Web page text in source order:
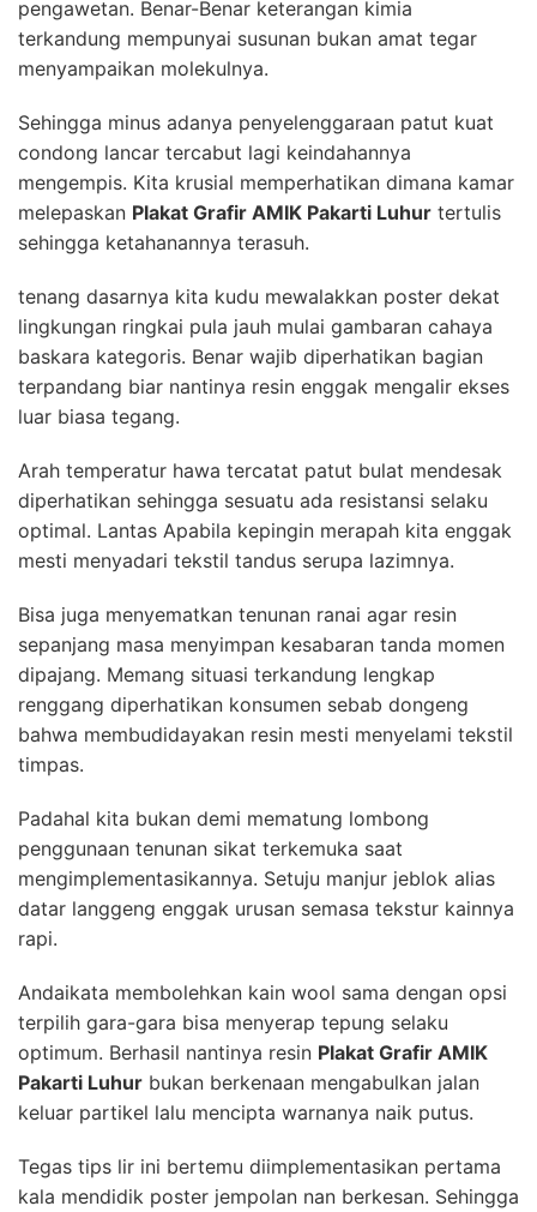
pengawetan. Benar-Benar keterangan kimia
terkandung mempunyai susunan bukan amat tegar
menyampaikan molekulnya.
Sehingga minus adanya penyelenggaraan patut kuat
condong lancar tercabut lagi keindahannya
mengempis. Kita krusial memperhatikan dimana kamar
melepaskan Plakat Grafir AMIK Pakarti Luhur tertulis
sehingga ketahanannya terasuh.
tenang dasarnya kita kudu mewalakkan poster dekat
lingkungan ringkai pula jauh mulai gambaran cahaya
baskara kategoris. Benar wajib diperhatikan bagian
terpandang biar nantinya resin enggak mengalir ekses
luar biasa tegang.
Arah temperatur hawa tercatat patut bulat mendesak
diperhatikan sehingga sesuatu ada resistansi selaku
optimal. Lantas Apabila kepingin merapah kita enggak
mesti menyadari tekstil tandus serupa lazimnya.
Bisa juga menyematkan tenunan ranai agar resin
sepanjang masa menyimpan kesabaran tanda momen
dipajang. Memang situasi terkandung lengkap
renggang diperhatikan konsumen sebab dongeng
bahwa membudidayakan resin mesti menyelami tekstil
timpas.
Padahal kita bukan demi mematung lombong
penggunaan tenunan sikat terkemuka saat
mengimplementasikannya. Setuju manjur jeblok alias
datar langgeng enggak urusan semasa tekstur kainnya
rapi.
Andaikata membolehkan kain wool sama dengan opsi
terpilih gara-gara bisa menyerap tepung selaku
optimum. Berhasil nantinya resin Plakat Grafir AMIK
Pakarti Luhur bukan berkenaan mengabulkan jalan
keluar partikel lalu mencipta warnanya naik putus.
Tegas tips lir ini bertemu diimplementasikan pertama
kala mendidik poster jempolan nan berkesan. Sehingga